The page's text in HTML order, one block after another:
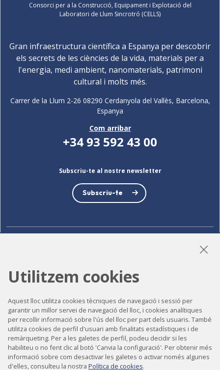
Consorci per a la Construcció, Equipament i Explotació del
Laboratori de Llum Sincrotró (CELLS)
Gran infraestructura científica a Espanya per descobrir
els secrets de les ciències de la vida, materials per a
l'energia, medi ambient, nanomaterials, patrimoni
cultural i molts més.
Carrer de la Llum 2-26 08290 Cerdanyola del Vallès, Barcelona,
Espanya
Com arribar
+34 93 592 43 00
Subscriu-te al nostre newsletter
Subscriu-te
Accessibilitat
Contacte
Avís legal
Política de privacitat
Política de cookies
Utilitzem cookies
Aquest lloc utilitza cookies tècniques de navegació i sessió per
garantir un millor servei de navegació del lloc, i cookies analítiques
per recollir informació sobre l'ús del lloc per part dels usuaris. També
utilitza cookies de perfil d'usuari amb finalitats estadístiques i de
remàrqueting. Per a les galetes de perfil, podeu decidir si les
habiliteu o no fent clic al botó 'Canvia la configuració'. Per obtenir més
informació sobre com desactivar les galetes o activar només algunes
d'elles, consulteu la nostra Política de cookies.